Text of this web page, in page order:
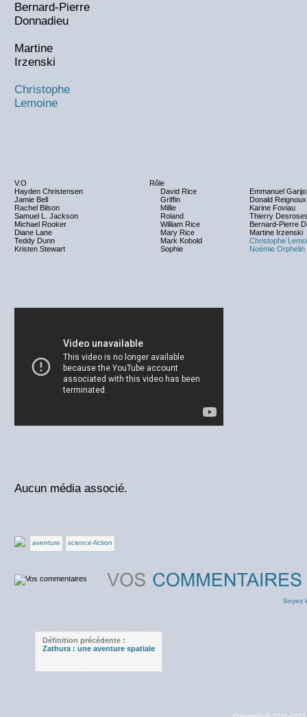
Bernard-Pierre
Donnadieu
Martine
Irzenski
Christophe
Lemoine
V.O
Rôle
Hayden Christensen
David Rice
Emmanuel Garijo
Jamie Bell
Griffin
Donald Reignoux
Rachel Bilson
Millie
Karine Foviau
Samuel L. Jackson
Roland
Thierry
Michael Rooker
William Rice
Bernard-Pierre
Diane Lane
Mary Rice
Martine Irzenski
Teddy Dunn
Mark Kobold
Christophe
Kristen Stewart
Sophie Noémie Orphelin
Aucun média associé.
aventure science-fiction
Soyez
Définition précédente :
Zathura : une aventure spatiale